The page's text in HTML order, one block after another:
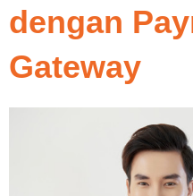
dengan
Gateway